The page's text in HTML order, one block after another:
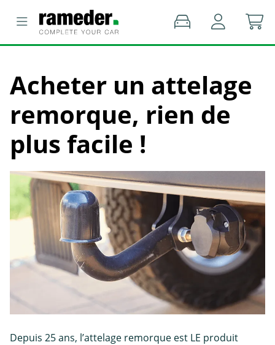
Acheter un attelage
remorque, rien de
plus facile !
Depuis 25 ans, l’attelage remorque est LE produit